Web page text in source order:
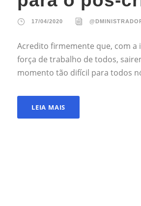
17/04/2020
Acredito firmemente que, com a
força de trabalho de todos,
momento tão difícil para todos
LEIA MAIS